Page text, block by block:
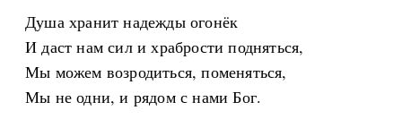
Душа хранит надежды огонёк
И даст нам сил и храбрости подняться,
Мы можем возродиться, поменяться,
Мы не одни, и рядом с нами Бог.